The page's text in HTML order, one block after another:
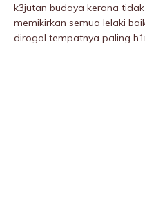
k3jutan budaya kerana
memikirkan semua lelaki
dirogoI tempatnya paling